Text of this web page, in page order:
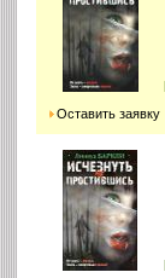
Оставить заявку